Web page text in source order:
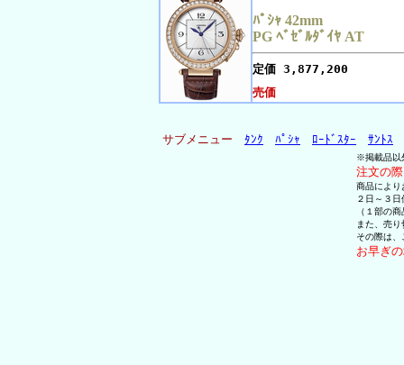
ﾊﾟｼｬ 42mm
PG ﾍﾞｾﾞﾙﾀﾞｲﾔ AT
定価 3,877,200
売価
サブメニュー ﾀﾝｸ ﾊﾟｼｬ ﾛｰﾄﾞｽﾀｰ ｻﾝﾄｽ
※掲載品以
注文の
商品により
２日～３
（１部の
また、売
その際は
お早ぎ